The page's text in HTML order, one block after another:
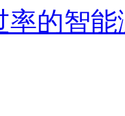
率的智